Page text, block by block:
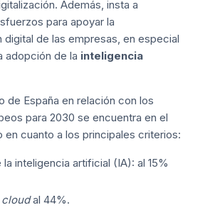
Además, insta a
para apoyar la
digital de las empresas, en especial
adopción de la inteligencia
de España en relación con los
para 2030 se encuentra en el
en cuanto a los principales criterios:
inteligencia artificial (IA): al 15%
cloudal 44%.